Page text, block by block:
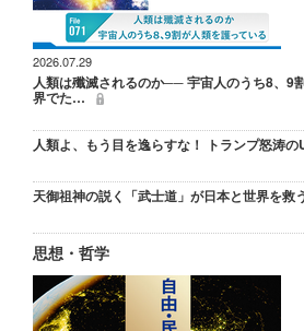
2026.07.29
人類は殲滅されるのか── 宇宙人のうち8、9
界でた…
人類よ、もう目を逸らすな！ トランプ怒涛の
天御祖神の説く「武士道」が日本と世界を
思想・哲学